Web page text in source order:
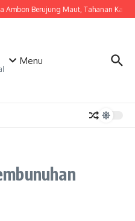
Ambon Berujung Maut, Tahanan
Menu